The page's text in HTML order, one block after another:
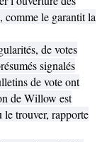
comme le garantit la
de votes
signalés
de vote ont
de Willow est
le trouver, rapporte